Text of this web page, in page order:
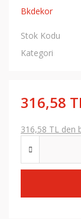
Bkdekor
Stok Kodu
Kategori
316,58
316,58 TL den